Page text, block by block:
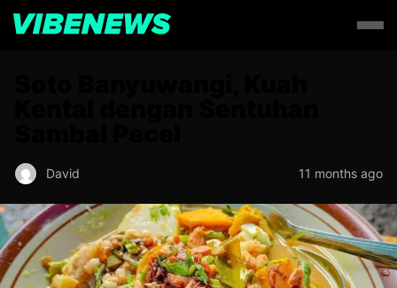
David 11 months ago